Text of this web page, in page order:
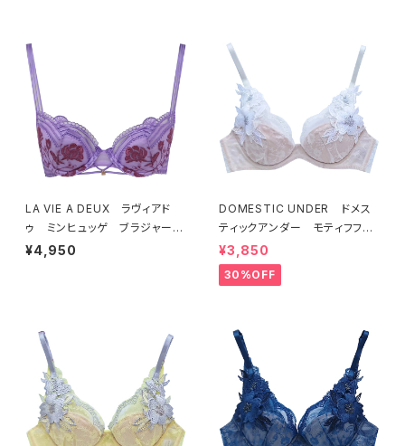
LA VIE A DEUX ラヴィアド
ゥ ミンヒュッゲ ブラジャー
（ライラック）BRA LILAC 2249
¥4,950
DOMESTIC UNDER ドメス
ティックアンダー モティフフル
ール ブラジャー（オフホワイ
ト）D2255
¥3,850
30%OFF